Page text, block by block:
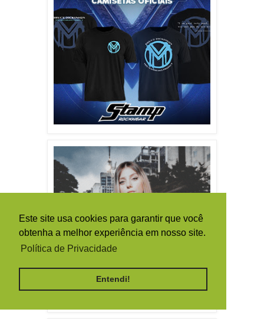
Este site usa cookies para garantir que você
obtenha a melhor experiência em nosso site.
Política de Privacidade
Entendi!